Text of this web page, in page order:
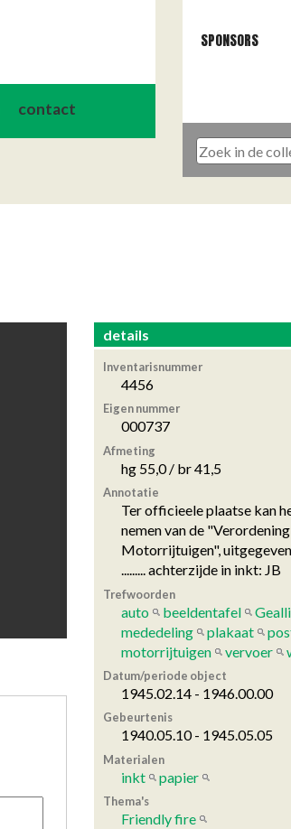
contact
SPONSORS
details
Inventarisnummer
4456
Eigen nummer
000737
Afmeting
hg 55,0 / br 41,5
Annotatie
Ter officieele plaatse kan
nemen van de
Motorrijtuigen",
......... achterzijde in inkt: JB
Trefwoorden
auto beeldentafel
mededeling
plakaat
motorrijtuigen
vervoer
Datum/periode object
1945.02.14 - 1946.00.00
Gebeurtenis
1940.05.10 - 1945.05.05
Materialen
inkt papier
Thema's
Friendly fire